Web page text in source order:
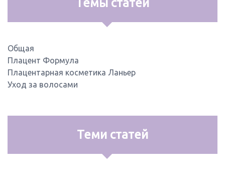
Темы статей
Общая
Плацент Формула
Плацентарная косметика Ланьер
Уход за волосами
Теми статей